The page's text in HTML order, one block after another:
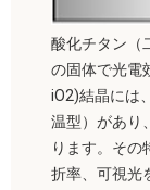
酸化チタン（
の固体で光電
iO2)結晶には
温型）があり
ります。その
折率、可視光